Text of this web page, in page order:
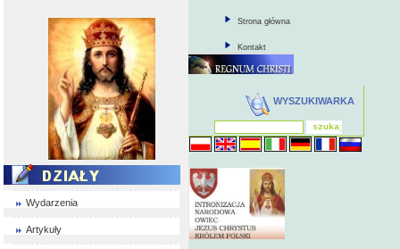
Wydarzenia
Artykuły
Strona główna
Kontakt
WYSZUKIWARKA